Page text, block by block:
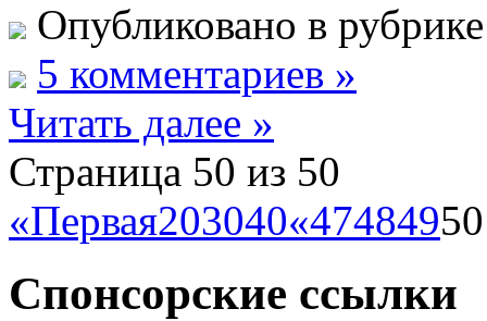
Опубликовано в
5 комментариев »
Читать далее »
Страница 50 из 50
«Первая203040«47484950
Спонсорские ссылки